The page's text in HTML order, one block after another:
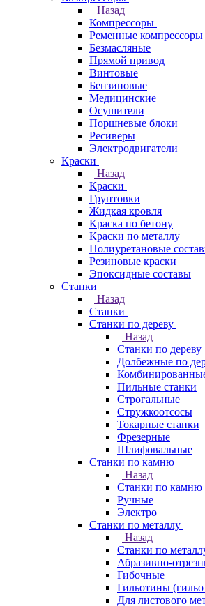
Назад
Компрессоры
Ременные компрессоры
Безмасляные
Прямой привод
Винтовые
Бензиновые
Медицинские
Осушители
Поршневые блоки
Ресиверы
Электродвигатели
Краски
Назад
Краски
Грунтовки
Жидкая кровля
Краска по бетону
Краски по металлу
Полиуретановые
Резиновые краски
Эпоксидные составы
Станки
Назад
Станки
Станки по дереву
Назад
Станки по дереву
Долбежные по
Пильные станки
Строгальные
Стружкоотсосы
Токарные станки
Фрезерные
Шлифовальные
Станки по камню
Назад
Станки по камню
Ручные
Электро
Станки по металлу
Назад
Станки по
Абразивно-
Гибочные
Гильотины
Для листового